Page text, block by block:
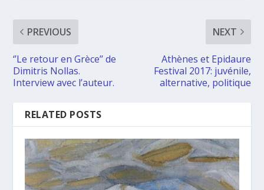
PREVIOUS
‘’Le retour en Grèce’’ de
Dimitris Nollas.
Interview avec l’auteur.
NEXT
Athènes et Epidaure
Festival 2017: juvénile,
alternative, politique
RELATED POSTS